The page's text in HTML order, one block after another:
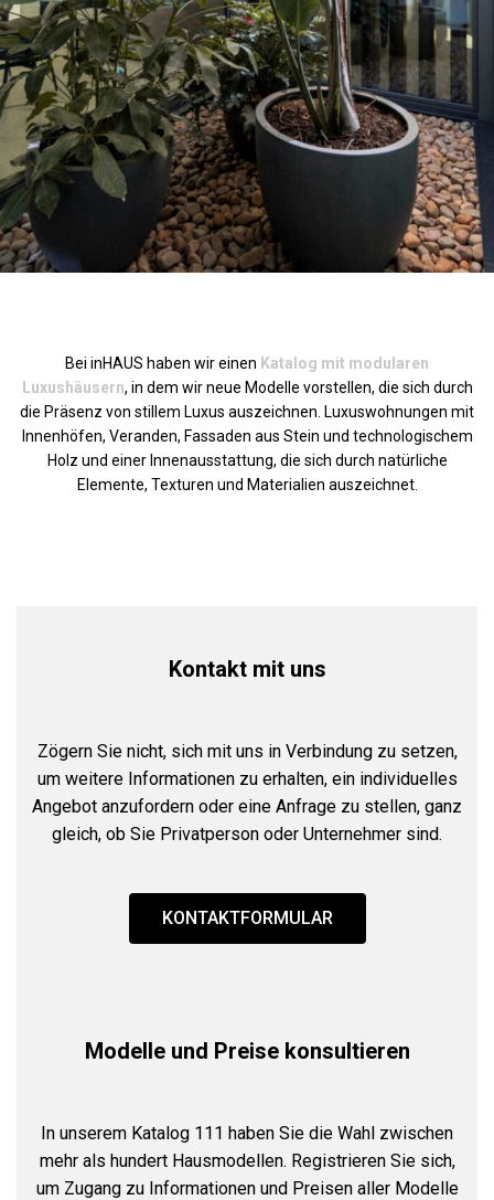
Bei inHAUS haben wir einen Katalog mit modularen
Luxushäusern, in dem wir neue Modelle vorstellen, die sich durch
die Präsenz von stillem Luxus auszeichnen. Luxuswohnungen mit
Innenhöfen, Veranden, Fassaden aus Stein und technologischem
Holz und einer Innenausstattung, die sich durch natürliche
Elemente, Texturen und Materialien auszeichnet.
Kontakt mit uns
Zögern Sie nicht, sich mit uns in Verbindung zu setzen,
um weitere Informationen zu erhalten, ein individuelles
Angebot anzufordern oder eine Anfrage zu stellen, ganz
gleich, ob Sie Privatperson oder Unternehmer sind.
KONTAKTFORMULAR
Modelle und Preise konsultieren
In unserem Katalog 111 haben Sie die Wahl zwischen
mehr als hundert Hausmodellen. Registrieren Sie sich,
um Zugang zu Informationen und Preisen aller Modelle